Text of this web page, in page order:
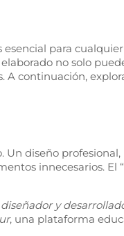
para
no solo
continuación,
diseño
innecesarios. El
y
, una plataforma